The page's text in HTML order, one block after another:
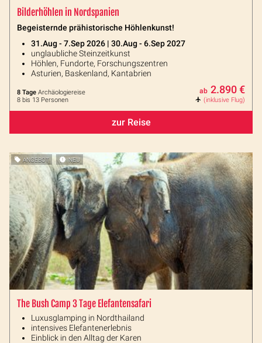
Bilderhöhlen in Nordspanien
Begeisternde prähistorische Höhlenkunst!
31.Aug - 7.Sep 2026 | 30.Aug - 6.Sep 2027
unglaubliche Steinzeitkunst
Höhlen, Fundorte, Forschungszentren
Asturien, Baskenland, Kantabrien
8 Tage Archäologiereise
8 bis 13 Personen
ab 2.890 €
(inklusive Flug)
zur Reise
ANGEBOT NEU
The Bush Camp 3 Tage Elefantensafari
Luxusglamping in Nordthailand
intensives Elefantenerlebnis
Einblick in den Alltag der Karen